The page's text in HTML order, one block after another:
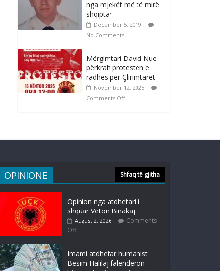
nga mjekët më të mirë
shqiptar
December 5, 2019
No Comments
Mërgimtari David Nue
përkrah protesten e
radhes për Çlirimtaret
November 12, 2025
Comments Off
OPINIONE Shfaq të gjitha
Opinion nga atdhetari i
shquar Veton Binakaj
August 2, 2026
Comments
Off
Imami atdhetar humanist
Besim Halilaj falenderon